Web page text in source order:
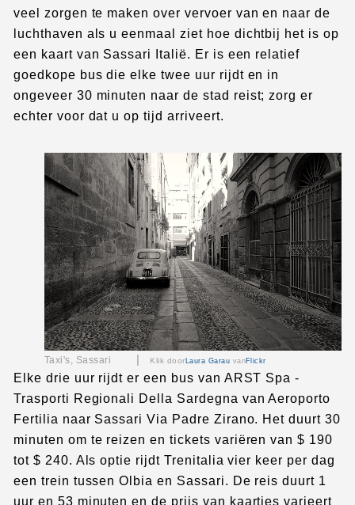
veel zorgen te maken over vervoer van en naar de
luchthaven als u eenmaal ziet hoe dichtbij het is op
een kaart van Sassari Italië. Er is een relatief
goedkope bus die elke twee uur rijdt en in
ongeveer 30 minuten naar de stad reist; zorg er
echter voor dat u op tijd arriveert.
Taxi's, Sassari Klik door Laura Garau vanFlickr
Elke drie uur rijdt er een bus van ARST Spa -
Trasporti Regionali Della Sardegna van Aeroporto
Fertilia naar Sassari Via Padre Zirano. Het duurt 30
minuten om te reizen en tickets variëren van $ 190
tot $ 240. Als optie rijdt Trenitalia vier keer per dag
een trein tussen Olbia en Sassari. De reis duurt 1
uur en 53 minuten en de prijs van kaartjes varieert